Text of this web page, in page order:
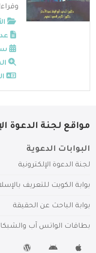
مواقع لجنة الدعوة
البوابات الدعوية
لجنة الدعوة الإلكترونية
بوابة الكويت للتعريف
بوابة الباحث عن الحقيقة
بطاقات الواتس آب